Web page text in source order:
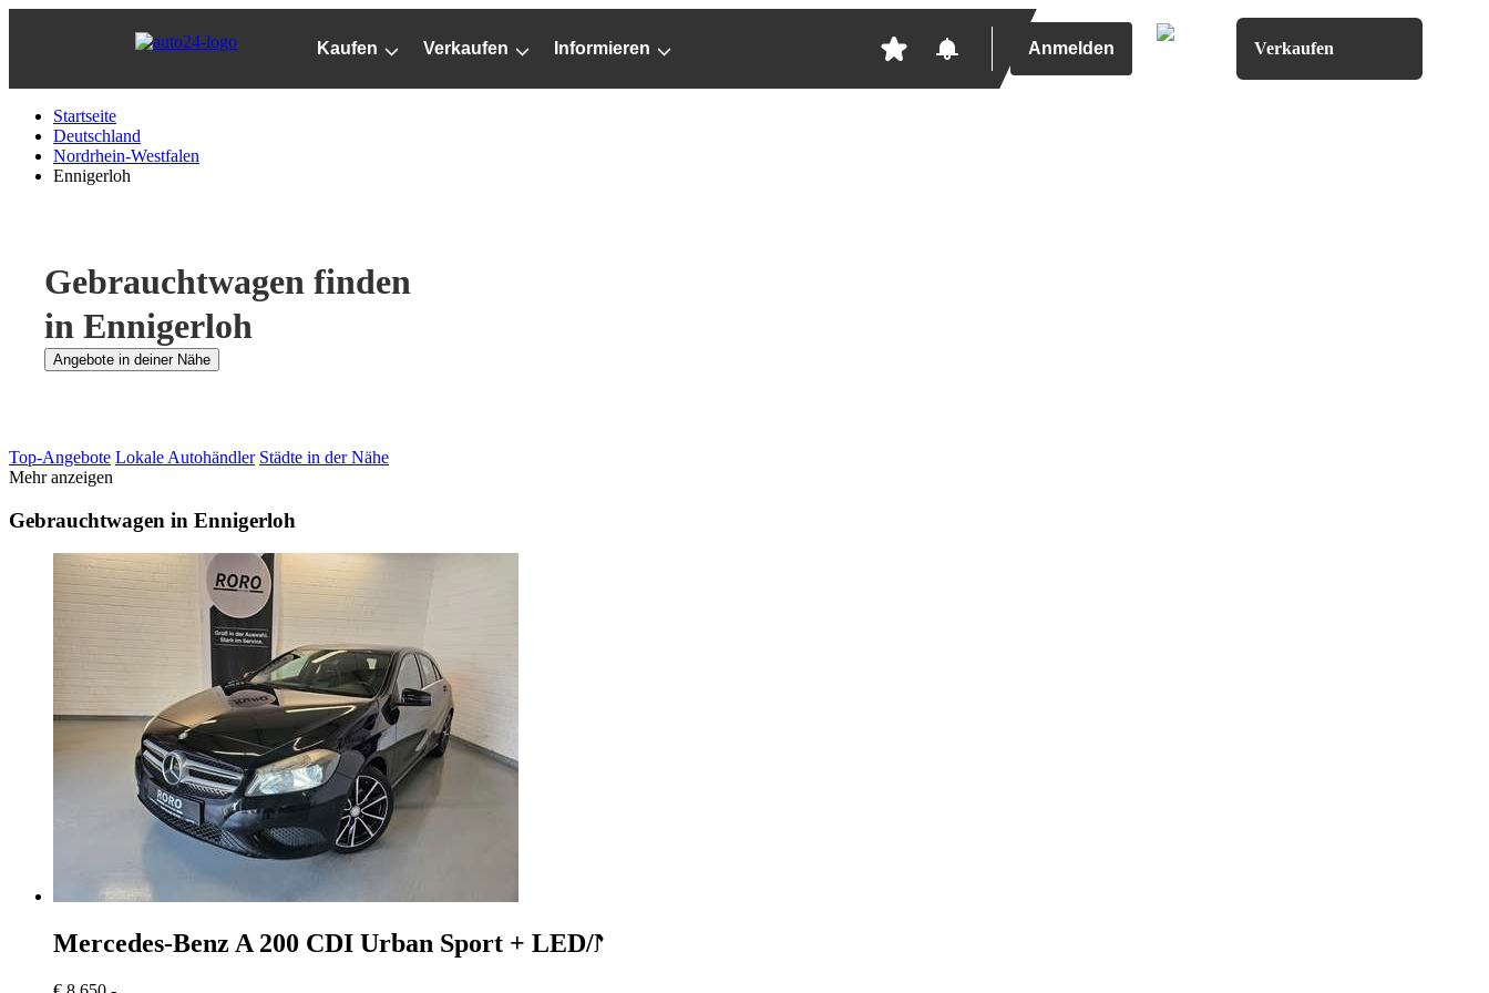
Kaufen Verkaufen Informieren Anmelden Verkaufen
Startseite
Deutschland
Nordrhein-Westfalen
Ennigerloh
Gebrauchtwagen finden
in Ennigerloh
Angebote in deiner Nähe
Top-Angebote Lokale Autohändler Städte in der Nähe
Mehr anzeigen
Gebrauchtwagen in Ennigerloh
Mercedes-Benz A 200 CDI Urban Sport + LED/NAVI/8-Reifen/Leder